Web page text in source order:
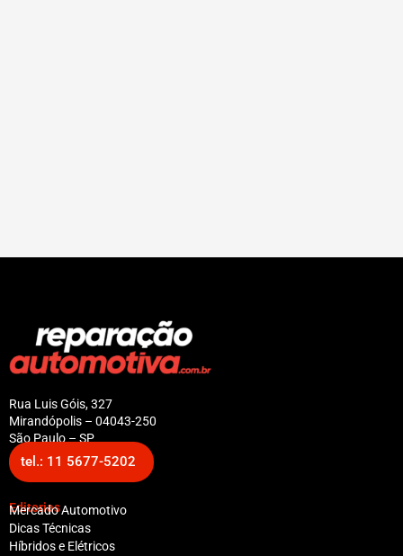
Rua Luis Góis, 327
Mirandópolis – 04043-250
São Paulo – SP
tel.: 11 5677-5202
Editorias
Mercado Automotivo
Dicas Técnicas
Híbridos e Elétricos